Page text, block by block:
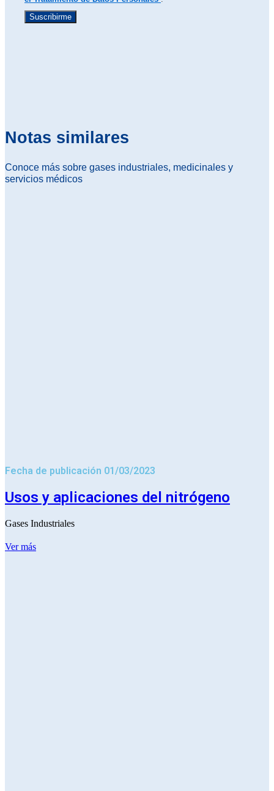
Suscribirme
Notas similares
Conoce más sobre gases industriales, medicinales y
servicios médicos
Fecha de publicación 01/03/2023
Usos y aplicaciones del nitrógeno
Gases Industriales
Ver más